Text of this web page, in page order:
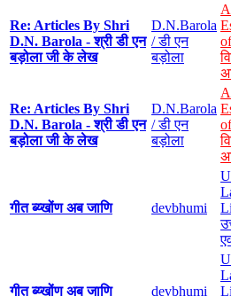
Re: Articles By Shri
D.N. Barola - श्री डी एन
बड़ोला जी के लेख
D.N.Barola
/ डी एन
बड़ोला
Re: Articles By Shri
D.N. Barola - श्री डी एन
बड़ोला जी के लेख
D.N.Barola
/ डी एन
बड़ोला
गीत ब्य्खोंण अब जाणि devbhumi
गीत ब्य्खोंण अब जाणि devbhumi